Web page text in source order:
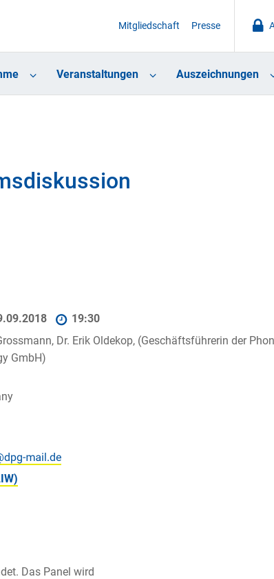
Mitgliedschaft Presse
Veranstaltungen Auszeichnungen
19:30
Dr. Erik Oldekop, (Geschäftsführerin der
GmbH)
Das Panel wird